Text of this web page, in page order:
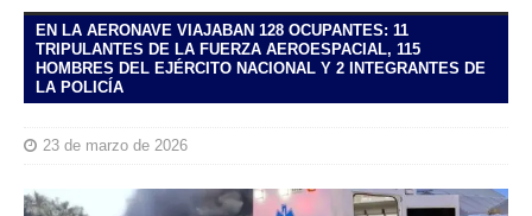
EN LA AERONAVE VIAJABAN 128 OCUPANTES: 11
TRIPULANTES DE LA FUERZA AEROESPACIAL, 115
HOMBRES DEL EJÉRCITO NACIONAL Y 2 INTEGRANTES DE
LA POLICÍA
23 de marzo de 2026